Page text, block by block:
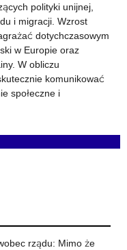
polityki unijnej,
i migracji. Wzrost
dotychczasowym
w Europie oraz
W obliczu
komunikować
społeczne i
rządu: Mimo że